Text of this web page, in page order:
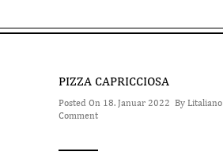
PIZZA CAPRICCIOSA
Posted On 18. Januar 2022 By Litaliano
Comment